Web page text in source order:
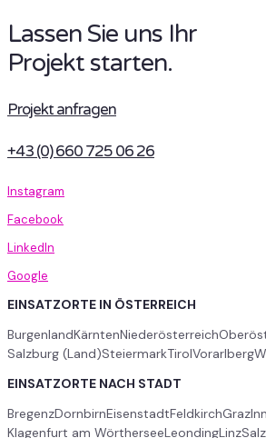
Lassen Sie uns Ihr
Projekt starten.
Projekt anfragen
+43 (0) 660 725 06 26
Instagram
Facebook
LinkedIn
Google
EINSATZORTE IN ÖSTERREICH
BurgenlandKärntenNiederösterreich
Salzburg (Land)SteiermarkTirolVorarlberg
EINSATZORTE NACH STADT
BregenzDornbirnEisenstadtFeldkirchGraz
Klagenfurt am WörtherseeLeondingLinz